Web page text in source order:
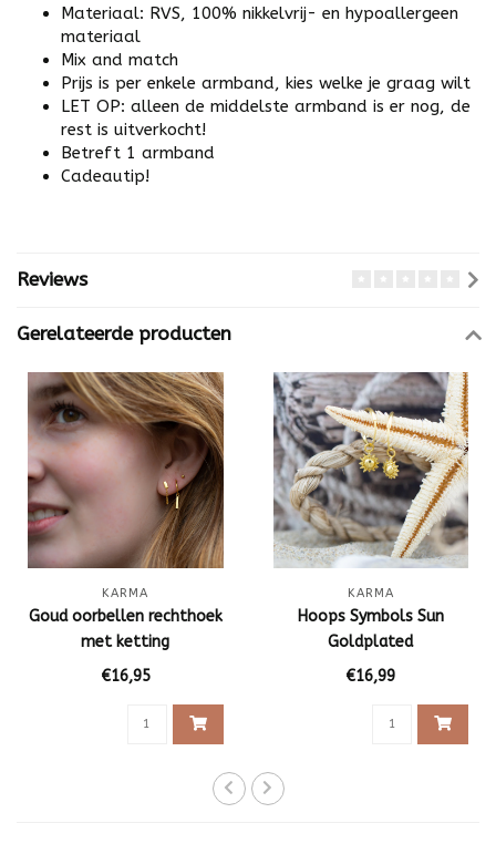
Materiaal: RVS, 100% nikkelvrij- en hypoallergeen
materiaal
Mix and match
Prijs is per enkele armband, kies welke je graag wilt
LET OP: alleen de middelste armband is er nog, de
rest is uitverkocht!
Betreft 1 armband
Cadeautip!
Reviews
Gerelateerde producten
KARMA
Goud oorbellen rechthoek
met ketting
€16,95
KARMA
Hoops Symbols Sun
Goldplated
€16,99